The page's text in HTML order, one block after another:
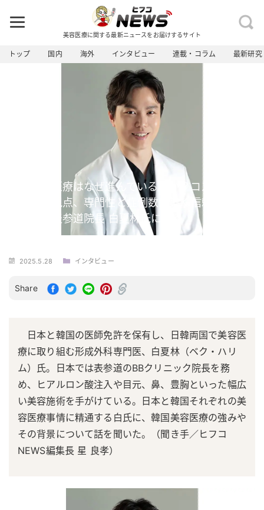
美容医療に関する最新ニュースをお届けするサイト
トップ 国内 海外 インタビュー 連載・コラム 最新研究
韓国美容医療はなぜ進んでいるのか？コスパだけで
決めない視点、専門性と症例数が築く信頼、BBク
リニック表参道院長 白夏林氏に聞く
2025.5.28 インタビュー
Share
日本と韓国の医師免許を保有し、日韓両国で美容医
療に取り組む形成外科専門医、白夏林（ベク・ハリ
ム）氏。日本では表参道のBBクリニック院長を務
め、ヒアルロン酸注入や目元、鼻、豊胸といった幅広
い美容施術を手がけている。日本と韓国それぞれの美
容医療事情に精通する白氏に、韓国美容医療の強みや
その背景について話を聞いた。（聞き手／ヒフコ
NEWS編集長 星 良孝）